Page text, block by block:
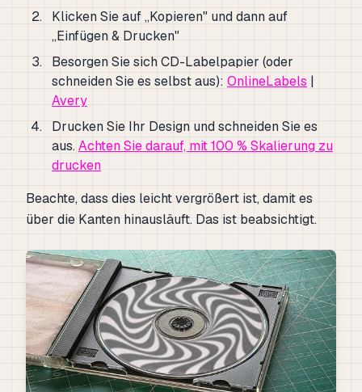
Klicken Sie auf „Kopieren" und dann auf
„Einfügen & Drucken"
Besorgen Sie sich CD-Labelpapier (oder
schneiden Sie es selbst aus): OnlineLabels |
Avery
Drucken Sie Ihr Design und schneiden Sie es
aus.Achten Sie darauf, mit 100 % Skalierung zu
drucken
Beachte, dass dies leicht vergrößert ist, damit es
über die Kanten hinausläuft. Das ist beabsichtigt.